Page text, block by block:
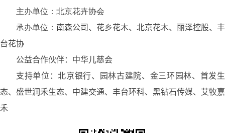
主办单位 ：北京花卉协会
承办单位： 南森公司、花乡花木、北京花木、丽泽控股、丰
台花协
公益合作伙伴： 中华儿慈会
支持单位：北京银行、园林古建院、金三环园林、首发生
态、盛世润禾生态、中建交通、丰台环科、黑钻石传媒、艾牧嘉
禾